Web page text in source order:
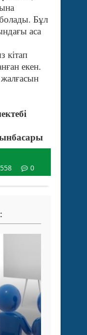
Бұл
аса
кітап
екен.
жалғасын
0